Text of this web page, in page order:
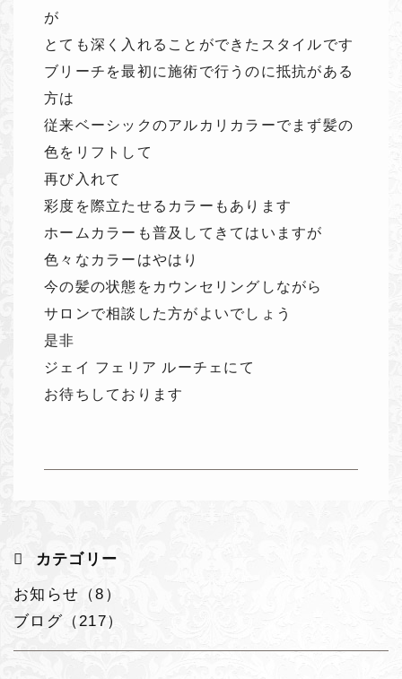
カテゴリー
お知らせ（8）
ブログ（217）
が
とても深く入れることができたスタイルです
ブリーチを最初に施術で行うのに抵抗がある
方は
従来ベーシックのアルカリカラーでまず髪の
色をリフトして
再び入れて
彩度を際立たせるカラーもあります
ホームカラーも普及してきてはいますが
色々なカラーはやはり
今の髪の状態をカウンセリングしながら
サロンで相談した方がよいでしょう
是非
ジェイ フェリア ルーチェ にて
お待ちしております